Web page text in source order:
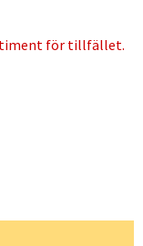
för tillfället.